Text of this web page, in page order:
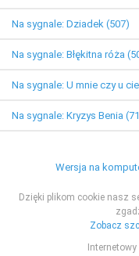
Na sygnale: Dziadek (507)
Na sygnale: Błękitna róża
Na sygnale: U mnie czy u
Na sygnale: Kryzys Benia
Wersja na
Dzięki plikom cookie nasz
Zobacz